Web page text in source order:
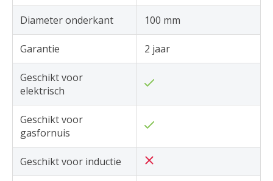
Diameter onderkant 100 mm
Garantie 2 jaar
Geschikt voor
elektrisch
Geschikt voor
gasfornuis
Geschikt voor inductie